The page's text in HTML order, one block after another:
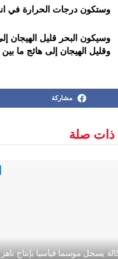
وستكون درجات الحرارة في
وسيكون البحر قليل الهيجان
وقليل الهيجان إلى هائج ما
مشاركة
ذات صلة